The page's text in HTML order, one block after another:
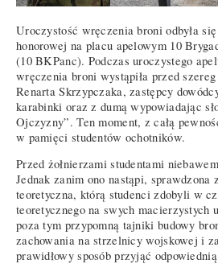
Uroczystość wręczenia broni odbyła
honorowej na placu apelowym 10
(10 BKPanc). Podczas uroczystego
wręczenia broni wystąpiła przed
Renarta Skrzypczaka, zastępcy
karabinki oraz z dumą wypowiadając
Ojczyzny”. Ten moment, z całą
w pamięci studentów ochotników.
Przed żołnierzami studentami
Jednak zanim ono nastąpi, sprawdzona
teoretyczna, którą studenci zdobyli w
teoretycznego na swych macierzystych
poza tym przypomną tajniki budowy
zachowania na strzelnicy wojskowej i
prawidłowy sposób przyjąć